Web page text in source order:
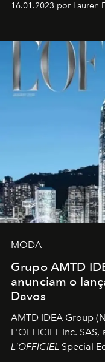
16.01.2023 por Lauren
MODA
Grupo AMTD
anunciam o
Davos
AMTD IDEA Group
L'OFFICIEL Inc.
L'OFFICIEL Special